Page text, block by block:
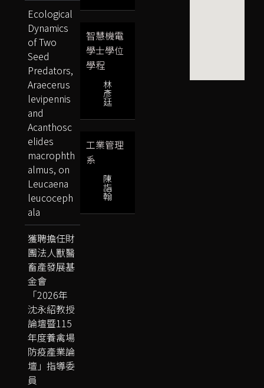
智慧機電
學士學位
學程
林
彥
廷
工業管理
系
陳
詣
翰
Ecological
Dynamics
of Two
Seed
Predators,
Araecerus
levipennis
and
Acanthosc
elides
macrophth
almus, on
Leucaena
leucoceph
ala
獲聘擔任財
團法人獸醫
畜產發展基
金會
「2026年
沈永紹教授
論壇暨115
年度養禽場
防疫產業論
壇」指導委
員